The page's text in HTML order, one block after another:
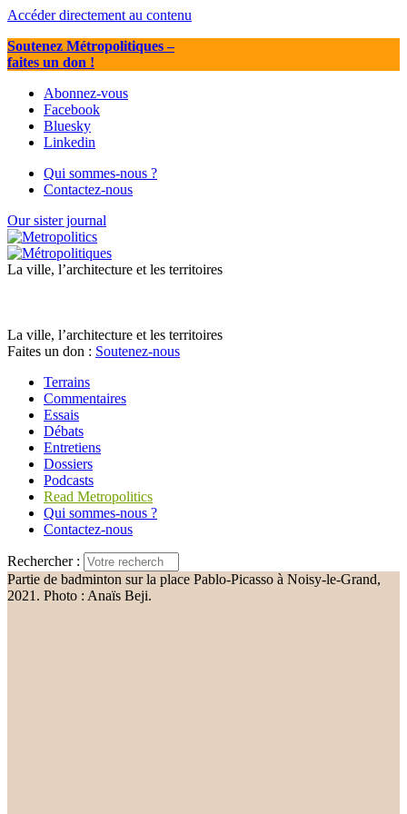
Accéder directement au contenu
Soutenez Métropolitiques–
faites un don !
Abonnez-vous
Facebook
Bluesky
Linkedin
Qui sommes-nous ?
Contactez-nous
Our sister journal
La ville, l’architecture et les territoires
La ville, l’architecture et les territoires
Faites un don : Soutenez-nous
Terrains
Commentaires
Essais
Débats
Entretiens
Dossiers
Podcasts
Read Metropolitics
Qui sommes-nous ?
Contactez-nous
Rechercher :
Partie de badminton sur la place Pablo-Picasso à Noisy-le-Grand,
2021. Photo : Anaïs Beji.